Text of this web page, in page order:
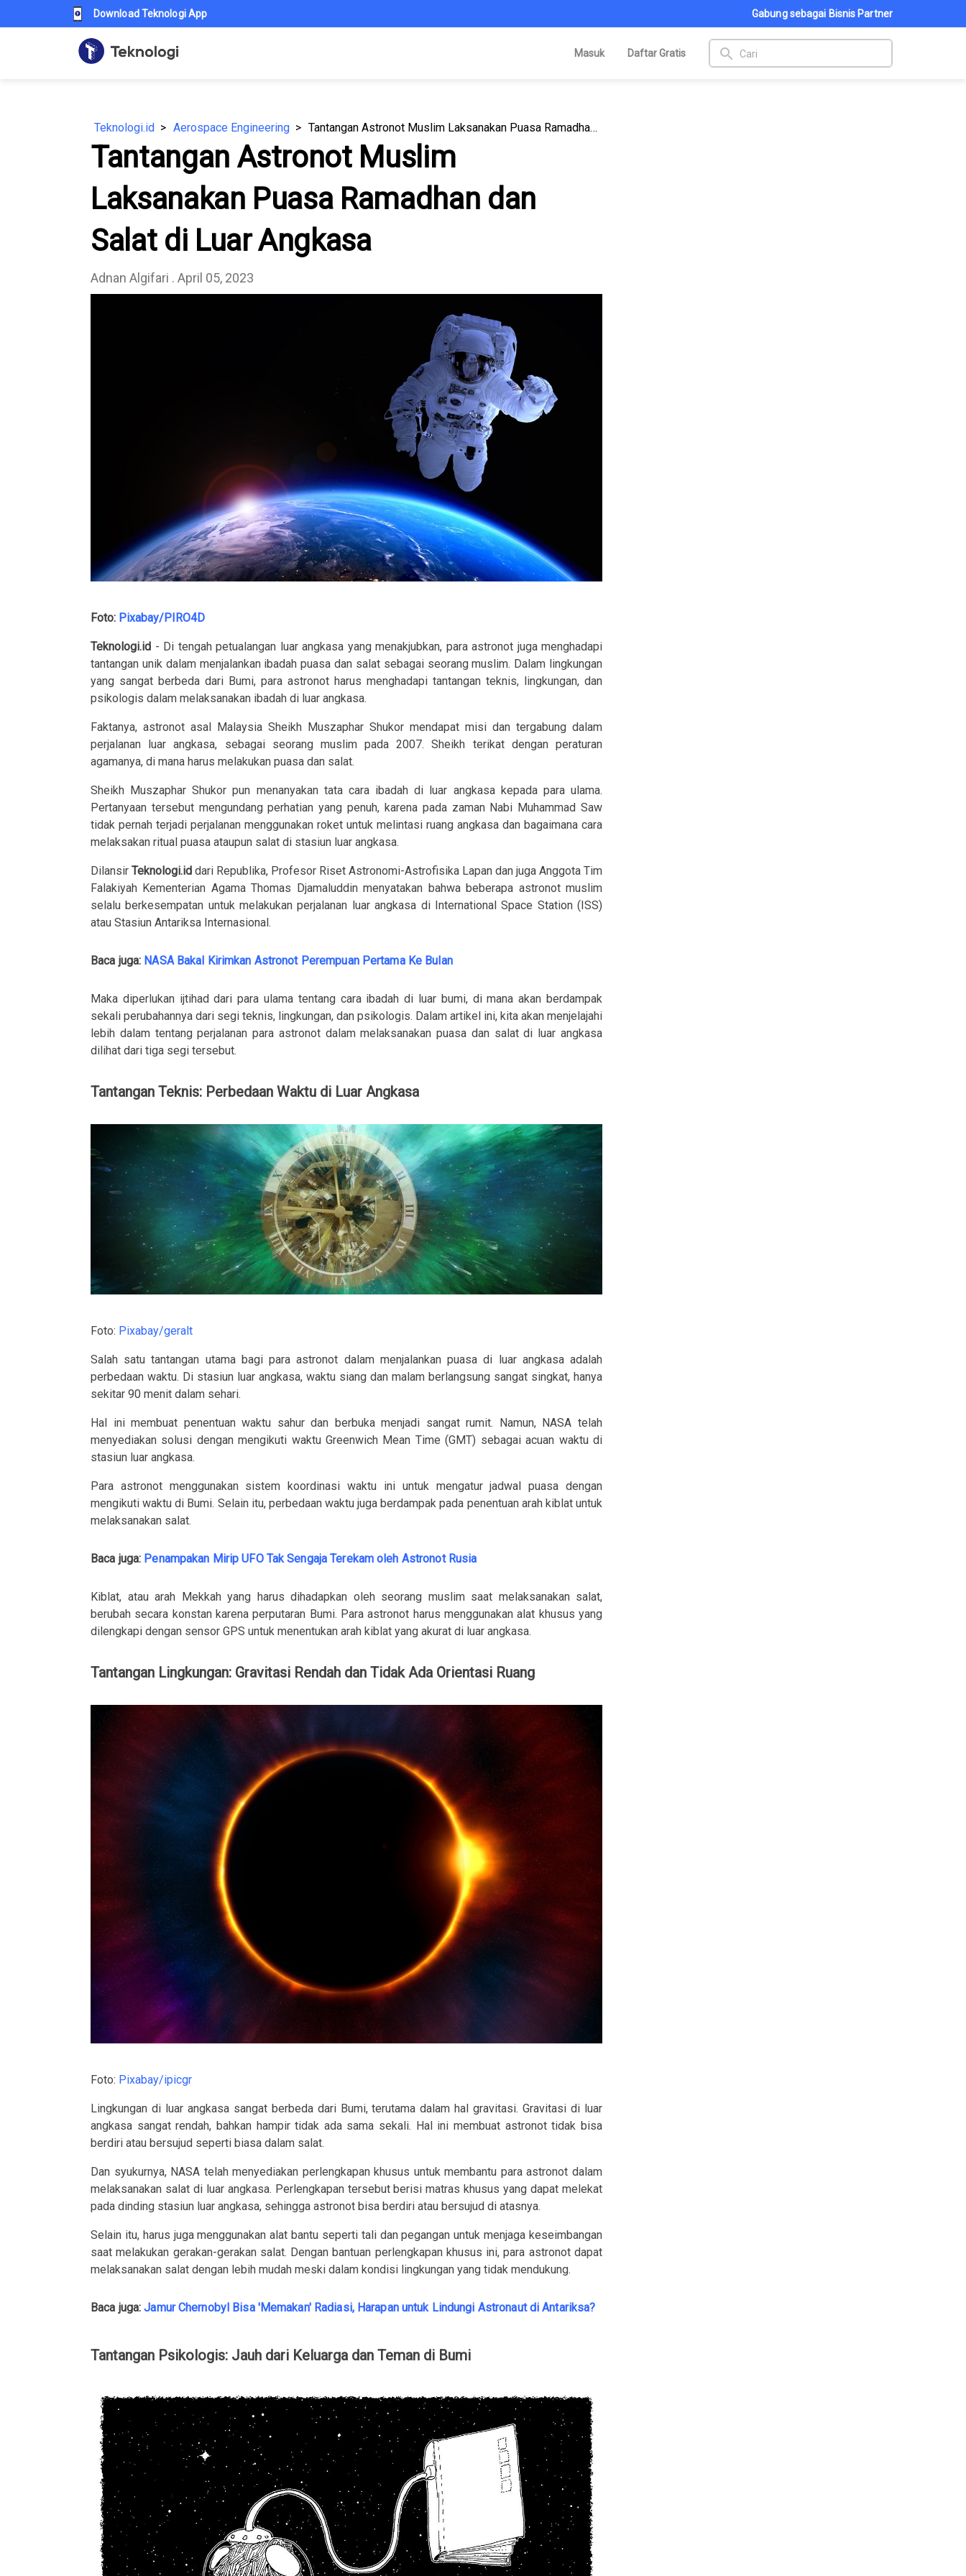
Download Teknologi App Gabung sebagai Bisnis Partner
Masuk Daftar Gratis search
Teknologi.id Aerospace Engineering Tantangan Astronot Muslim Laksanakan Puasa Ramadhan dan Salat di Luar Angkasa
Tantangan Astronot Muslim
Laksanakan Puasa Ramadhan dan
Salat di Luar Angkasa
Adnan Algifari . April 05, 2023
Foto: Pixabay/PIRO4D
Teknologi.id - Di tengah petualangan luar angkasa yang menakjubkan, para astronot juga menghadapi
tantangan unik dalam menjalankan ibadah puasa dan salat sebagai seorang muslim. Dalam lingkungan
yang sangat berbeda dari Bumi, para astronot harus menghadapi tantangan teknis, lingkungan, dan
psikologis dalam melaksanakan ibadah di luar angkasa.
Faktanya, astronot asal Malaysia Sheikh Muszaphar Shukor mendapat misi dan tergabung dalam
perjalanan luar angkasa, sebagai seorang muslim pada 2007. Sheikh terikat dengan peraturan
agamanya, di mana harus melakukan puasa dan salat.
Sheikh Muszaphar Shukor pun menanyakan tata cara ibadah di luar angkasa kepada para ulama.
Pertanyaan tersebut mengundang perhatian yang penuh, karena pada zaman Nabi Muhammad Saw
tidak pernah terjadi perjalanan menggunakan roket untuk melintasi ruang angkasa dan bagaimana cara
melaksakan ritual puasa ataupun salat di stasiun luar angkasa.
Dilansir Teknologi.id dari Republika, Profesor Riset Astronomi-Astrofisika Lapan dan juga Anggota Tim
Falakiyah Kementerian Agama Thomas Djamaluddin menyatakan bahwa beberapa astronot muslim
selalu berkesempatan untuk melakukan perjalanan luar angkasa di International Space Station (ISS)
atau Stasiun Antariksa Internasional.
Baca juga: NASA Bakal Kirimkan Astronot Perempuan Pertama Ke Bulan
Maka diperlukan ijtihad dari para ulama tentang cara ibadah di luar bumi, di mana akan berdampak
sekali perubahannya dari segi teknis, lingkungan, dan psikologis. Dalam artikel ini, kita akan menjelajahi
lebih dalam tentang perjalanan para astronot dalam melaksanakan puasa dan salat di luar angkasa
dilihat dari tiga segi tersebut.
Tantangan Teknis: Perbedaan Waktu di Luar Angkasa
Foto: Pixabay/geralt
Salah satu tantangan utama bagi para astronot dalam menjalankan puasa di luar angkasa adalah
perbedaan waktu. Di stasiun luar angkasa, waktu siang dan malam berlangsung sangat singkat, hanya
sekitar 90 menit dalam sehari.
Hal ini membuat penentuan waktu sahur dan berbuka menjadi sangat rumit. Namun, NASA telah
menyediakan solusi dengan mengikuti waktu Greenwich Mean Time (GMT) sebagai acuan waktu di
stasiun luar angkasa.
Para astronot menggunakan sistem koordinasi waktu ini untuk mengatur jadwal puasa dengan
mengikuti waktu di Bumi. Selain itu, perbedaan waktu juga berdampak pada penentuan arah kiblat untuk
melaksanakan salat.
Baca juga: Penampakan Mirip UFO Tak Sengaja Terekam oleh Astronot Rusia
Kiblat, atau arah Mekkah yang harus dihadapkan oleh seorang muslim saat melaksanakan salat,
berubah secara konstan karena perputaran Bumi. Para astronot harus menggunakan alat khusus yang
dilengkapi dengan sensor GPS untuk menentukan arah kiblat yang akurat di luar angkasa.
Tantangan Lingkungan: Gravitasi Rendah dan Tidak Ada Orientasi Ruang
Foto: Pixabay/ipicgr
Lingkungan di luar angkasa sangat berbeda dari Bumi, terutama dalam hal gravitasi. Gravitasi di luar
angkasa sangat rendah, bahkan hampir tidak ada sama sekali. Hal ini membuat astronot tidak bisa
berdiri atau bersujud seperti biasa dalam salat.
Dan syukurnya, NASA telah menyediakan perlengkapan khusus untuk membantu para astronot dalam
melaksanakan salat di luar angkasa. Perlengkapan tersebut berisi matras khusus yang dapat melekat
pada dinding stasiun luar angkasa, sehingga astronot bisa berdiri atau bersujud di atasnya.
Selain itu, harus juga menggunakan alat bantu seperti tali dan pegangan untuk menjaga keseimbangan
saat melakukan gerakan-gerakan salat. Dengan bantuan perlengkapan khusus ini, para astronot dapat
melaksanakan salat dengan lebih mudah meski dalam kondisi lingkungan yang tidak mendukung.
Baca juga:Jamur Chernobyl Bisa 'Memakan' Radiasi, Harapan untuk Lindungi Astronaut di Antariksa?
Tantangan Psikologis: Jauh dari Keluarga dan Teman di Bumi